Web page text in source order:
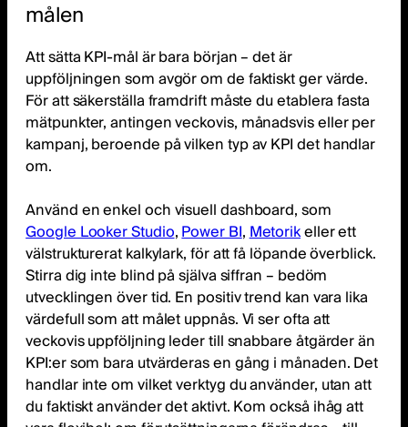
målen
Att sätta KPI-mål är bara början – det är
uppföljningen som avgör om de faktiskt ger värde.
För att säkerställa framdrift måste du etablera fasta
mätpunkter, antingen veckovis, månadsvis eller per
kampanj, beroende på vilken typ av KPI det handlar
om.
Använd en enkel och visuell dashboard, som
Google Looker Studio,Power BI,Metorikeller ett
välstrukturerat kalkylark, för att få löpande överblick.
Stirra dig inte blind på själva siffran – bedöm
utvecklingen över tid. En positiv trend kan vara lika
värdefull som att målet uppnås. Vi ser ofta att
veckovis uppföljning leder till snabbare åtgärder än
KPI:er som bara utvärderas en gång i månaden. Det
handlar inte om vilket verktyg du använder, utan att
du faktiskt använder det aktivt. Kom också ihåg att